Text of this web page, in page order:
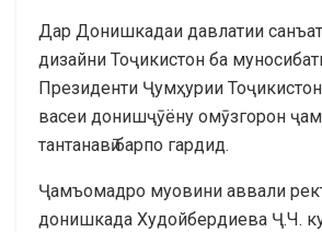
Дар Донишкадаи давлатии
дизайни Тоҷикистон ба
Президенти Ҷумҳурии
васеи донишҷӯёну омӯзгорон
тантанавӣ барпо гардид.
Ҷамъомадро муовини аввали
донишкада Худойбердиева Ҷ.Ч.